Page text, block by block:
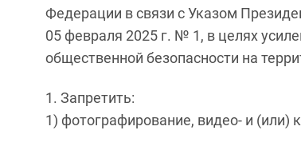
Федерации в связи с Указом
05 февраля 2025 г. № 1, в целях
общественной безопасности на
Запретить:
1) фотографирование, видео- и (или)